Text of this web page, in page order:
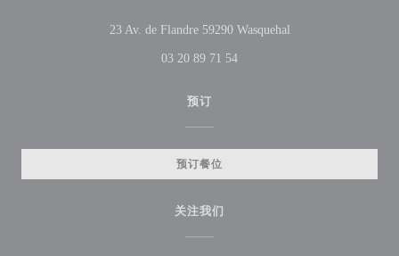
23 Av. de Flandre 59290 Wasquehal((在新窗口中打开))
03 20 89 71 54
预订
预订餐位
关注我们